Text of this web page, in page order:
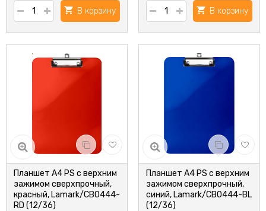
В корзину В корзину
Планшет А4 PS с верхним
зажимом сверхпрочный,
красный, Lamark/CB0444-
RD (12/36)
Планшет А4 PS с верхним
зажимом сверхпрочный,
синий, Lamark/CB0444-BL
(12/36)